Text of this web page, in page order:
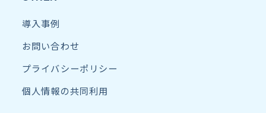
導入事例
お問い合わせ
プライバシーポリシー
個人情報の共同利用